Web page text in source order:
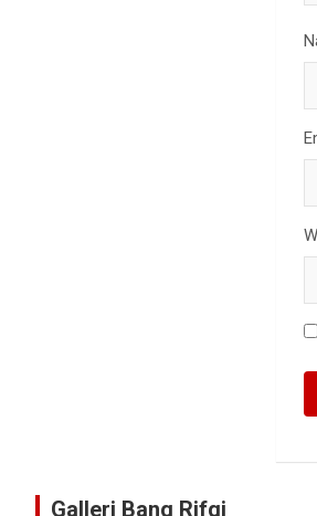
Galleri Bang Rifqi